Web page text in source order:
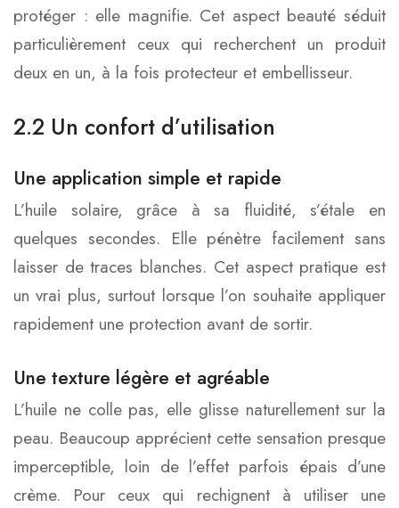
protéger : elle magnifie. Cet aspect beauté séduit
particulièrement ceux qui recherchent un produit
deux en un, à la fois protecteur et embellisseur.
2.2 Un confort d’utilisation
Une application simple et rapide
L’huile solaire, grâce à sa fluidité, s’étale en
quelques secondes. Elle pénètre facilement sans
laisser de traces blanches. Cet aspect pratique est
un vrai plus, surtout lorsque l’on souhaite appliquer
rapidement une protection avant de sortir.
Une texture légère et agréable
L’huile ne colle pas, elle glisse naturellement sur la
peau. Beaucoup apprécient cette sensation presque
imperceptible, loin de l’effet parfois épais d’une
crème. Pour ceux qui rechignent à utiliser une